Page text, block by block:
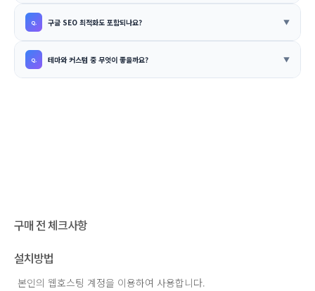
구글 SEO 최적화도 포함되나요?
테마와 커스텀 중 무엇이 좋을까요?
구매 전 체크사항
설치방법
본인의 웹호스팅 계정을 이용하여 사용합니다.